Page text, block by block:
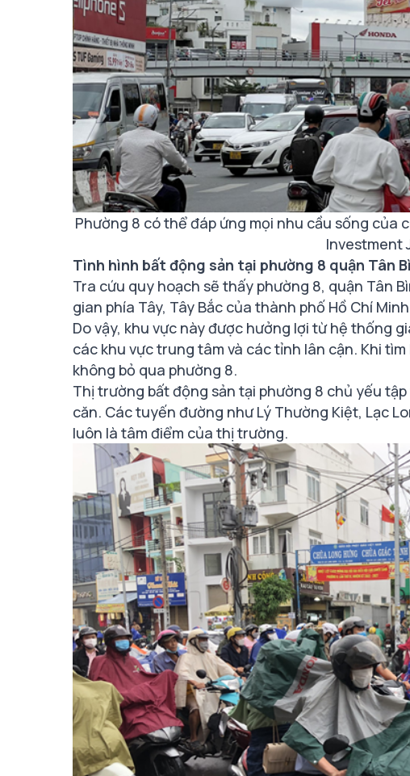
Phường 8 có thể đáp ứng mọi nhu cầu sống của
Investment
Tình hình bất động sản tại phường 8 quận Tân
Tra cứu quy hoạch sẽ thấy phường 8, quận Tân
gian phía Tây, Tây Bắc của thành phố Hồ Chí
Do vậy, khu vực này được hưởng lợi từ hệ thống
các khu vực trung tâm và các tỉnh lân cận. Khi
không bỏ qua phường 8.
Thị trường bất động sản tại phường 8 chủ yếu
căn. Các tuyến đường như Lý Thường Kiệt, Lạc
luôn là tâm điểm của thị trường.